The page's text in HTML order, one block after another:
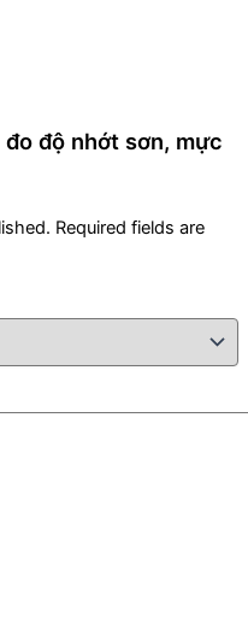
độ nhớt sơn, mực
Required fields are